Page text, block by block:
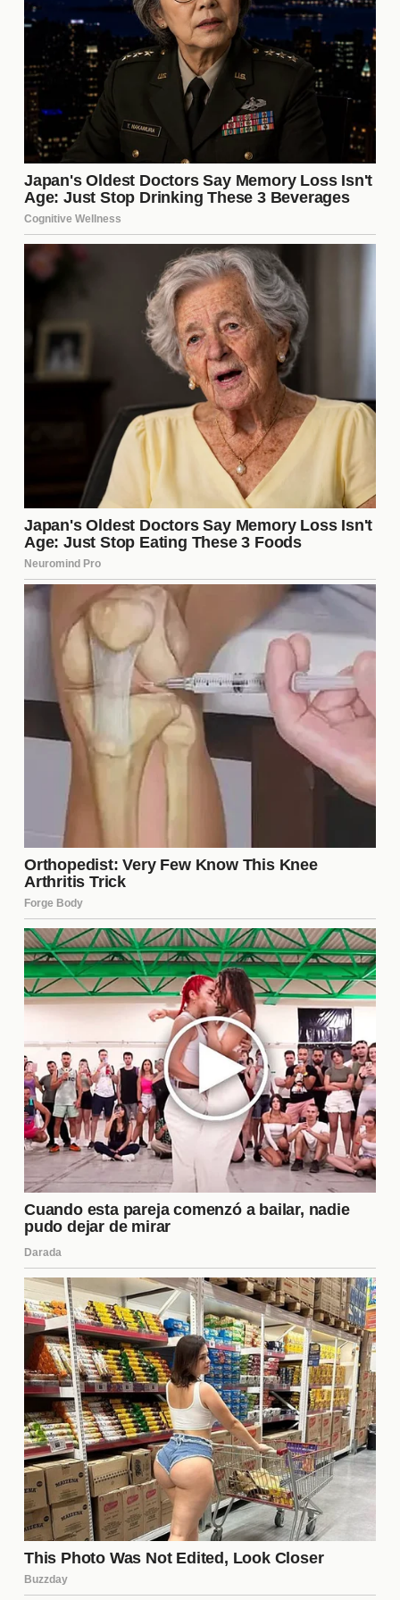
Jugador Club de origenPrecio de transferencia
Jugador AClub X
$8 millones
Jugador B
Club Y
$10 millones
Jugador CClub Z
$7 millones
Esta tabla muestra algunas de las transferencias
recientes en el fútbol mexicano, donde la cifra de
millonesse sitúa en un rango competitivo. Estas
transacciones reflejan el valor que los clubes están
dispuestos a invertir en talentos prometedores, y la
situación de Tigres no es la excepción.
Perspectivas futuras para el
jugador
Si se concreta la transferencia, el futuro del jugador
podría ser brillante. Un cambio de aires podría
ofrecerle nuevas oportunidades para crecer y
destacar en un entorno diferente. Sin embargo,
también conlleva riesgos, ya que adaptarse a un
nuevo equipo y sistema de juego puede ser un
desafío. La decisión de mudarse o quedarse
dependerá de múltiples factores, incluyendo la
oferta del nuevo club y las aspiraciones personales
del jugador.
Factores que influyen en la
decisión de transferencia
La decisión de un jugador de cambiar de club no se
toma a la ligera. Hay varios factores que juegan un
papel crucial en este proceso. Algunos de los más
importantes incluyen:
Condiciones económicas:
económica que recibe el jugador es
fundamental.
Oportunidades de juego:
titular y tener un rol protagónico en el nuevo
equipo.
Ambiente del club:La cultura y el ambiente en
el nuevo club pueden influir en su decisión.
Proyectos deportivos:La visión a largo plazo
del club y cómo se alinean con sus propias
metas.
Relaciones personales:La conexión con el
cuerpo técnico y otros jugadores también es
determinante.
Estos elementos son esenciales para que el jugador
evalúe si un cambio es lo mejor para su carrera.
El papel de los agentes en la
transferencia
Los agentes juegan un papel fundamental en las
transferencias de jugadores. Su responsabilidad no
solo es negociar contratos, sino también asesorar a
sus clientes sobre las mejores decisiones para su
futuro. Un buen agente puede facilitar el proceso y
ayudar a maximizar el valor de la transferencia,
asegurando que el jugador reciba el mejor trato
posible. Además, su red de contactos en la
industria puede abrir puertas a nuevas
oportunidades que de otro modo no estarían
disponibles.